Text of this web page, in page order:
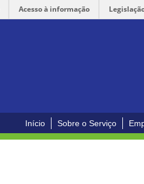
Acesso à informação
Início Sobre o Serviço